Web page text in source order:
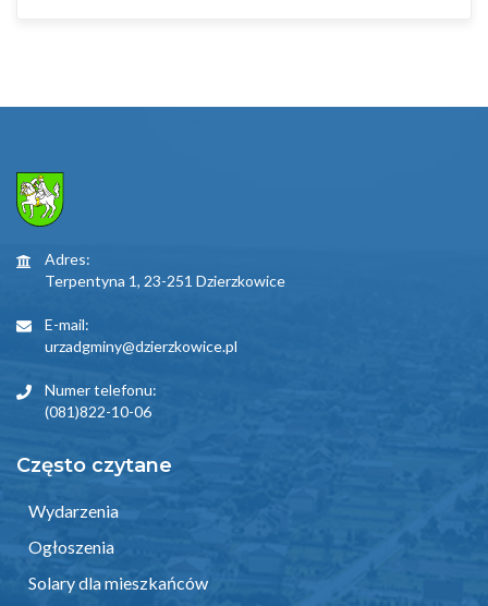
Adres:
Terpentyna 1, 23-251 Dzierzkowice
E-mail:
urzadgminy@dzierzkowice.pl
Numer telefonu:
(081)822-10-06
Często czytane
Wydarzenia
Ogłoszenia
Solary dla mieszkańców